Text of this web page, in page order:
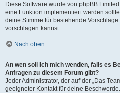
Diese Software wurde von phpBB
eine Funktion implementiert werden
deine Stimme für bestehende
vorschlagen kannst.
Nach oben
An wen soll ich mich wenden, falls es
Anfragen zu diesem Forum gibt?
Jeder Administrator, der auf der „Das
geeigneter Kontakt für deine